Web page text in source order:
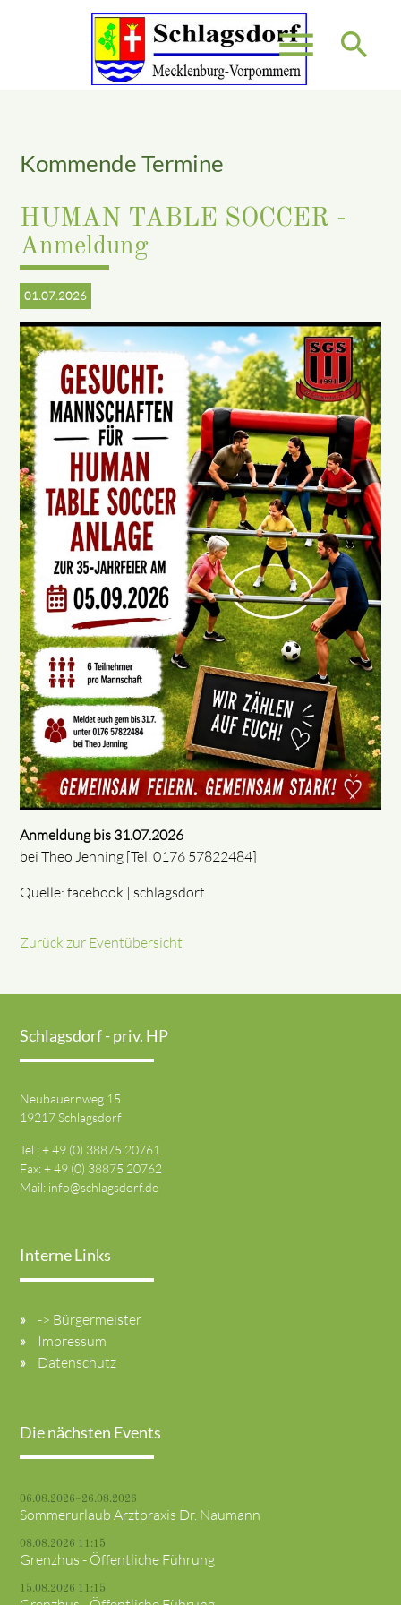
menu search
Kommende Termine
HUMAN TABLE SOCCER -
Anmeldung
01.07.2026
Anmeldung bis 31.07.2026
bei Theo Jenning [Tel. 0176 57822484]
Quelle: facebook | schlagsdorf
Zurück zur Eventübersicht
Schlagsdorf - priv. HP
Neubauernweg 15
19217 Schlagsdorf
Tel.: + 49 (0) 38875 20761
Fax: + 49 (0) 38875 20762
Mail: info@schlagsdorf.de
Interne Links
-> Bürgermeister
Impressum
Datenschutz
Die nächsten Events
06.08.2026–26.08.2026
Sommerurlaub Arztpraxis Dr. Naumann
08.08.2026 11:15
Grenzhus - Öffentliche Führung
15.08.2026 11:15